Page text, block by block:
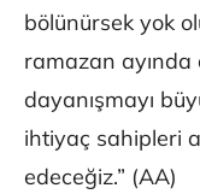
bölünürsek yok
ramazan
dayanışmayı
ihtiyaç sahipleri
edeceğiz.” (AA)